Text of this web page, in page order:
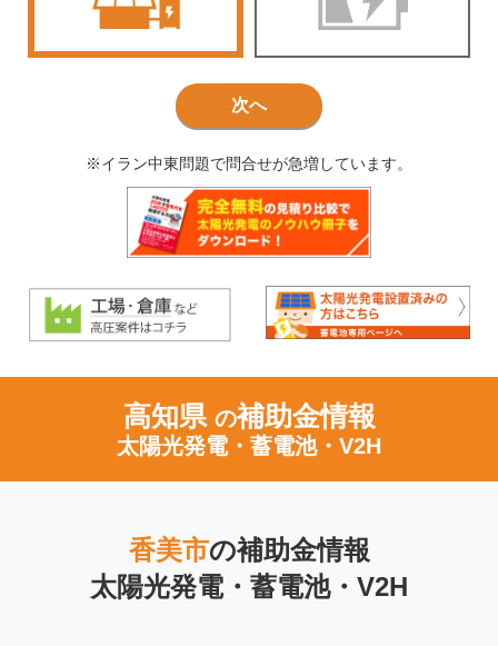
次へ
※イラン中東問題で問合せが急増しています。
高知県 の補助金情報
太陽光発電・蓄電池・V2H
香美市の補助金情報
太陽光発電・蓄電池・V2H